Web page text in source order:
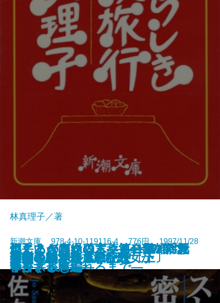
火車
再生の朝
燃えあがる緑の木―第二部 揺れ
動く―
不実な美女か貞淑な醜女か
燃えあがる緑の木―第一部 「救
い主」が殴られるまで―
薬指の標本
こころの声を聴く―河合隼雄対話
集―
予告された殺人の記録
空の色紙
素晴らしき家族旅行
林真理子／著
新潮文庫 978-4-10-119116-4 776円 1997/11/28
ストックホルムの密使〔上〕
ストックホルムの密使〔下〕
雀の手帖
人びとのかたち
ムーン・パレス
晏子〔三〕
晏子〔四〕
両手いっぱいの言葉―413のアフ
ォリズム―
ねじまき鳥クロニクル―第1部 泥
棒かささぎ編―
ねじまき鳥クロニクル―第2部
予言する鳥編―